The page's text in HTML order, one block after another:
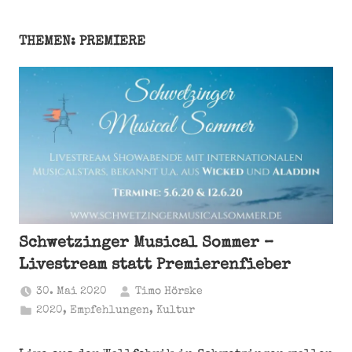
THEMEN: PREMIERE
Schwetzinger Musical Sommer –
Livestream statt Premierenfieber
30. Mai 2020
Timo Hörske
2020, Empfehlungen, Kultur